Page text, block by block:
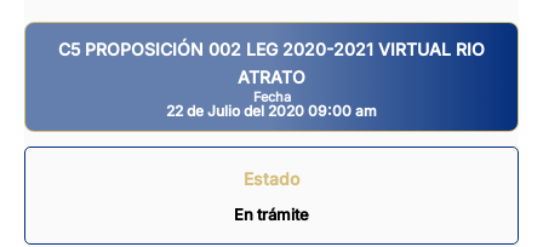
C5 PROPOSICIÓN 002 LEG 2020-2021 VIRTUAL RIO
ATRATO
Fecha
22 de Julio del 2020 09:00 am
Estado
En trámite